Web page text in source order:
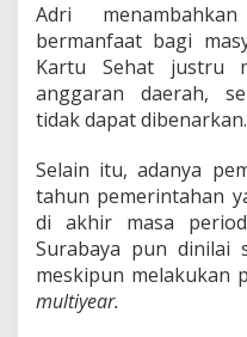
Adri
bermanfaat bagi
Kartu Sehat justru
anggaran daerah,
tidak dapat dibenarkan.
Selain itu, adanya
tahun pemerintahan
di akhir masa
Surabaya pun dinilai
meskipun melakukan
multiyear.